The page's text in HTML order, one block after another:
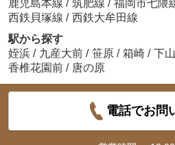
鹿児島本線 / 筑肥線 / 福岡市七隈
西鉄貝塚線 / 西鉄大牟田線
駅から探す
姪浜 / 九産大前 / 笹原 / 箱崎 / 下
香椎花園前 / 唐の原
電話でお問